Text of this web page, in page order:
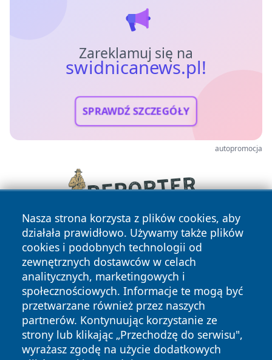
Zareklamuj się na
swidnicanews.pl!
SPRAWDŹ SZCZEGÓŁY
autopromocja
Nasza strona korzysta z plików cookies, aby
działała prawidłowo. Używamy także plików
cookies i podobnych technologii od
zewnętrznych dostawców w celach
analitycznych, marketingowych i
społecznościowych. Informacje te mogą być
przetwarzane również przez naszych
partnerów. Kontynuując korzystanie ze
strony lub klikając „Przechodzę do serwisu",
wyrażasz zgodę na użycie dodatkowych
Copyright © 2026 swidnicanews.pl Wszystkie prawa
zastrzeżone.